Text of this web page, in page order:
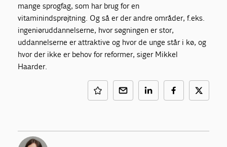
mange sprogfag, som har brug for en
vitaminindsprøjtning. Og så er der andre områder, f.eks.
ingeniøruddannelserne, hvor søgningen er stor,
uddannelserne er attraktive og hvor de unge står i kø, og
hvor der ikke er behov for reformer, siger Mikkel
Haarder.